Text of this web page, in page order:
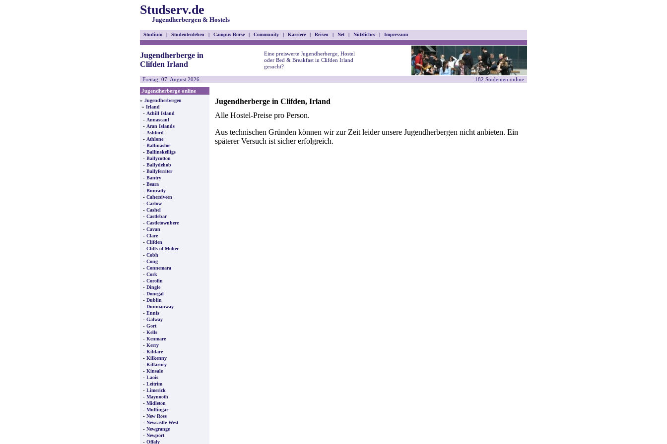
Studserv.de
Jugendherbergen & Hostels
Studium | Studentenleben | Campus Börse | Community | Karriere | Reisen | Net | Nützliches | Impressum
Jugendherberge in
Clifden Irland
Eine preiswerte Jugendherberge, Hostel
oder Bed & Breakfast in Clifden Irland
gesucht?
Freitag, 07. August 2026
182 Studenten online
Jugendherberge online
» Jugendherbergen
» Irland
- Achill Island
- Annascaul
- Aran Islands
- Ashford
- Athlone
- Ballinasloe
- Ballinskelligs
- Ballycotton
- Ballydehob
- Ballyferriter
- Bantry
- Beara
- Bunratty
- Cahersiveen
- Carlow
- Cashel
- Castlebar
- Castletownbere
- Cavan
- Clare
- Clifden
- Cliffs of Moher
- Cobh
- Cong
- Connemara
- Cork
- Corofin
- Dingle
- Donegal
- Dublin
- Dunmanway
- Ennis
- Galway
- Gort
- Kells
- Kenmare
- Kerry
- Kildare
- Kilkenny
- Killarney
- Kinsale
- Laois
- Leitrim
- Limerick
- Maynooth
- Midleton
- Mullingar
- New Ross
- Newcastle West
- Newgrange
- Newport
- Offaly
Jugendherberge in Clifden, Irland
Alle Hostel-Preise pro Person.
Aus technischen Gründen können wir zur Zeit leider unsere Jugendherbergen nicht anbieten. Ein
späterer Versuch ist sicher erfolgreich.